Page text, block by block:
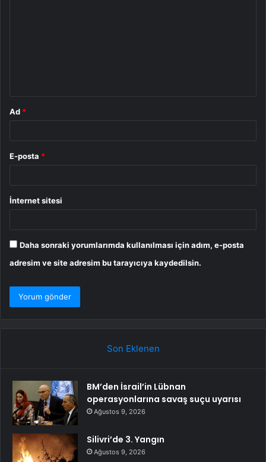
Ad *
E-posta *
İnternet sitesi
Daha sonraki yorumlarımda kullanılması için adım, e-posta
adresim ve site adresim bu tarayıcıya kaydedilsin.
Son Eklenen
BM’den İsrail’in Lübnan
operasyonlarına savaş suçu uyarısı
Ağustos 9, 2026
Silivri’de 3. Yangın
Ağustos 9, 2026